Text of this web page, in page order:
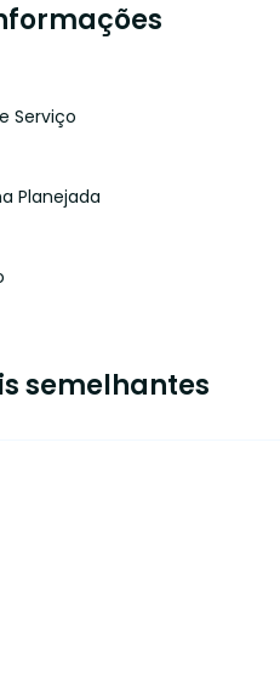
Serviço
Planejada
semelhantes